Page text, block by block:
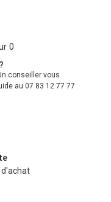
0
conseiller vous
au 07 83 12 77 77
d'achat